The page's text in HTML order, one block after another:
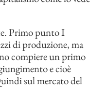
Primo punto I
di produzione, ma
compiere un primo
e cioè
sul mercato del